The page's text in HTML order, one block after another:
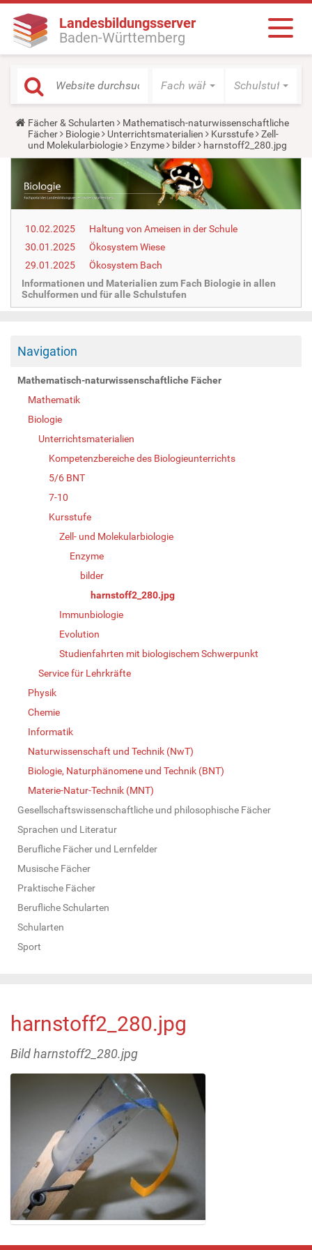
Landesbildungsserver
Baden-Württemberg
Fach wählen Schulstufe
Y
o
u
a
h
e
r
:
Fächer & Schularten
Mathematisch-naturwissenschaftliche
Fächer
Biologie Unterrichtsmaterialien Kursstufe
Zell-
und Molekularbiologie
Enzyme bilder harnstoff2_280.jpg
10.02.2025
Haltung von Ameisen in der Schule
30.01.2025
Ökosystem Wiese
29.01.2025
Ökosystem Bach
Informationen und Materialien zum Fach Biologie in allen
Schulformen und für alle Schulstufen
Navigation
Mathematisch-naturwissenschaftliche Fächer
Mathematik
Biologie
Unterrichtsmaterialien
Kompetenzbereiche des Biologieunterrichts
5/6 BNT
7-10
Kursstufe
Zell- und Molekularbiologie
Enzyme
bilder
harnstoff2_280.jpg
Immunbiologie
Evolution
Studienfahrten mit biologischem Schwerpunkt
Service für Lehrkräfte
Physik
Chemie
Informatik
Naturwissenschaft und Technik (NwT)
Biologie, Naturphänomene und Technik (BNT)
Materie-Natur-Technik (MNT)
Gesellschaftswissenschaftliche und philosophische Fächer
Sprachen und Literatur
Berufliche Fächer und Lernfelder
Musische Fächer
Praktische Fächer
Berufliche Schularten
Schularten
Sport
harnstoff2_280.jpg
Bild harnstoff2_280.jpg
e